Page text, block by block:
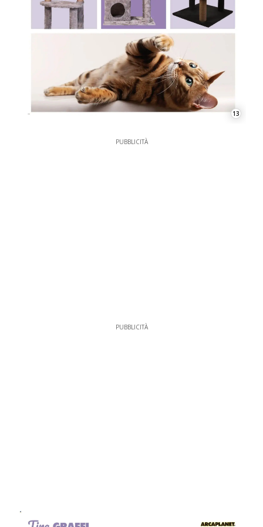
13
PUBBLICITÀ
PUBBLICITÀ